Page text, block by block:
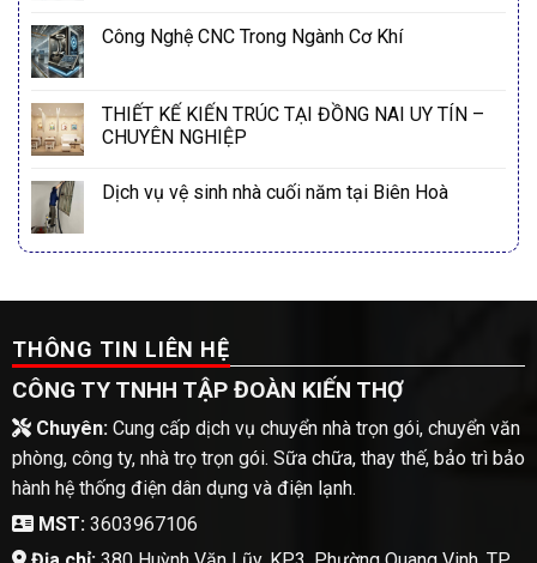
Công Nghệ CNC Trong Ngành Cơ Khí
THIẾT KẾ KIẾN TRÚC TẠI ĐỒNG NAI UY TÍN –
CHUYÊN NGHIỆP
Dịch vụ vệ sinh nhà cuối năm tại Biên Hoà
THÔNG TIN LIÊN HỆ
CÔNG TY TNHH TẬP ĐOÀN KIẾN THỢ
Chuyên:Cung cấp dịch vụ chuyển nhà trọn gói, chuyển văn
phòng, công ty, nhà trọ trọn gói. Sữa chữa, thay thế, bảo trì bảo
hành hệ thống điện dân dụng và điện lạnh.
MST:3603967106